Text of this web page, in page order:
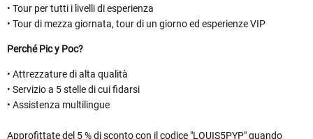
• Tour per tutti i livelli di esperienza
• Tour di mezza giornata, tour di un giorno ed esperienze VIP
Perché Pic y Poc?
• Attrezzature di alta qualità
• Servizio a 5 stelle di cui fidarsi
• Assistenza multilingue
Approfittate del 5 % di sconto con il codice "LOUIS5PYP" quando